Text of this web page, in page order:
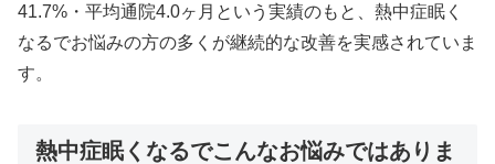
41.7%・平均通院4.0ヶ月という実績のもと、熱中症眠く
なるでお悩みの方の多くが継続的な改善を実感されていま
す。
熱中症眠くなるでこんなお悩みではありま